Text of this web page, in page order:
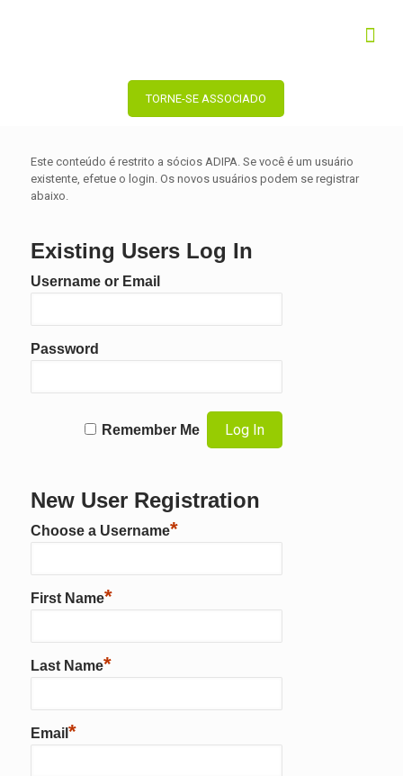
TORNE-SE ASSOCIADO
Este conteúdo é restrito a sócios ADIPA. Se você é um usuário
existente, efetue o login. Os novos usuários podem se registrar
abaixo.
Existing Users Log In
Username or Email
Password
Remember Me
New User Registration
Choose a Username*
First Name*
Last Name*
Email *